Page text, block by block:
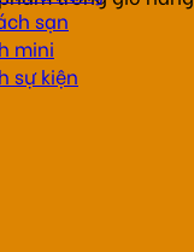
sạn
mini
sự kiện